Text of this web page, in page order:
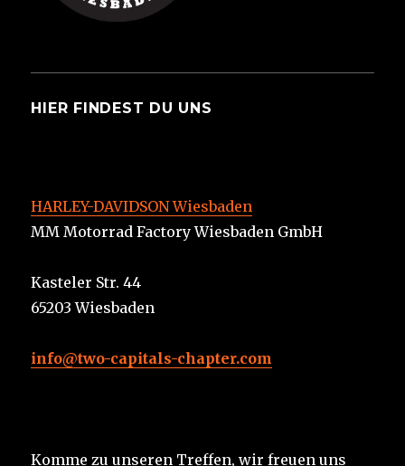
HIER FINDEST DU UNS
HARLEY-DAVIDSON Wiesbaden
MM Motorrad Factory Wiesbaden GmbH
Kasteler Str. 44
65203 Wiesbaden
info@two-capitals-chapter.com
Komme zu unseren Treffen, wir freuen uns